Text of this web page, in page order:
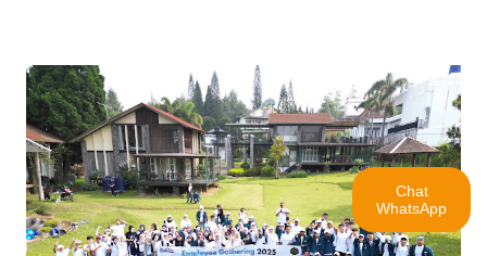
Bandung dengan sentuhan instagrammable dan edukatif.
Inovasi Destinasi Wisata Bandung Terbaru & Kekinian: Sarae
Hills : Menyajikan miniatur bangunan ikonik dunia (Eiffel,
Patung Liberty, dll.) dengan konsep 'keliling dunia dalam
sehari'. Nimo Highland : Menawarkan pemandangan kebun teh
dan jembatan kaca berbentuk U, ditambah fasilitas glamping
Chat
WhatsApp